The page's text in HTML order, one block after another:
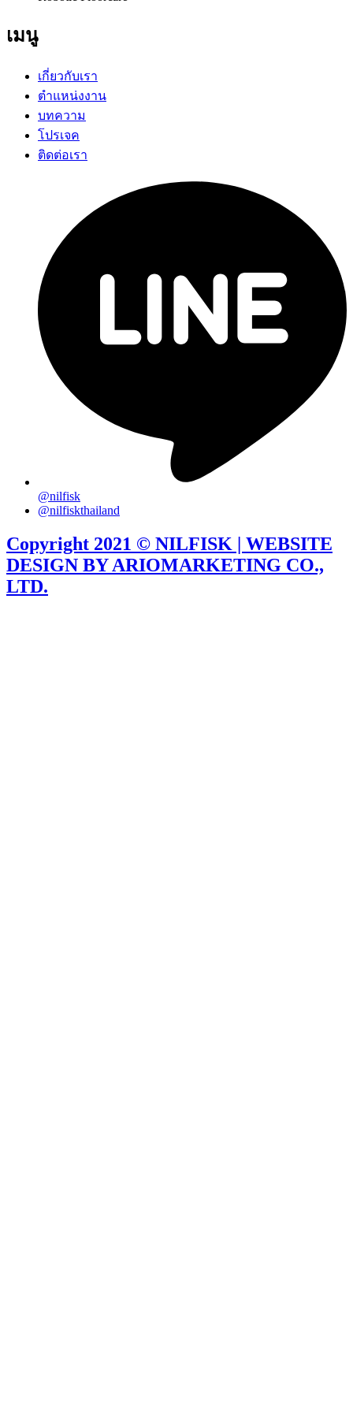
เมนู
เกี่ยวกับเรา
ตำแหน่งงาน
บทความ
โปรเจค
ติดต่อเรา
@nilfisk
@nilfiskthailand
Copyright 2021 © NILFISK | WEBSITE
DESIGN BY ARIOMARKETING CO.,
LTD.